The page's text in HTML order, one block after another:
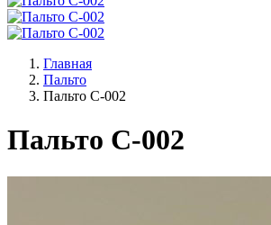
Главная
Пальто
Пальто C-002
Пальто C-002